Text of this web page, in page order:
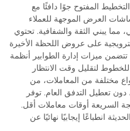
المفتوح جوًا دافئًا مع
العرض الموجهة للعملاء
يبني الثقة والشفافية. تحتوي
على عروض اللحظة الأخيرة
ميزات إدارة الطوابير أنظمة
لتقليل وقت الانتظار
مختلفة من المعاملات، من
دون تعطيل التدفق العام. توفر
السريعة أوقات معاملات أقل.
انطباعًا إيجابيًا نهائيًا عن